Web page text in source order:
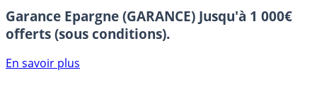
Garance Epargne (GARANCE) Jusqu'à 1 000€
offerts (sous conditions).
En savoir plus